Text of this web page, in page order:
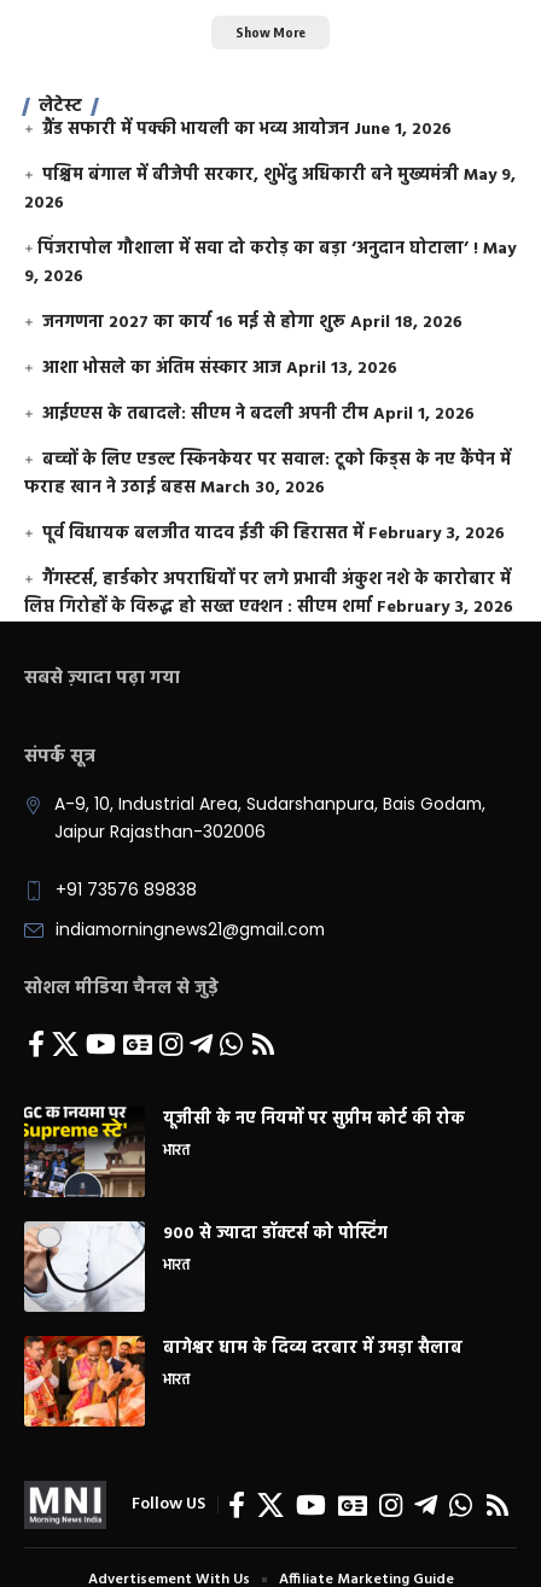
Show More
लेटेस्ट
ग्रैंड सफारी में पक्की भायली का भव्य आयोजन June 1, 2026
पश्चिम बंगाल में बीजेपी सरकार, शुभेंदु अधिकारी बने मुख्यमंत्रीMay 9,
2026
​पिंजरापोल गौशाला में सवा दो करोड़ का बड़ा ‘अनुदान घोटाला’ !May
9, 2026
जनगणना 2027 का कार्य 16 मई से होगा शुरूApril 18, 2026
आशा भोसले का अंतिम संस्कार आजApril 13, 2026
आईएएस के तबादले: सीएम ने बदली अपनी टीमApril 1, 2026
बच्चों के लिए एडल्ट स्किनकेयर पर सवाल: टूको किड्स के नए कैंपेन में
फराह खान ने उठाई बहसMarch 30, 2026
पूर्व विधायक बलजीत यादव ईडी की हिरासत में February 3, 2026
गैंगस्टर्स, हार्डकोर अपराधियों पर लगे प्रभावी अंकुश नशे के कारोबार में
लिप्त गिरोहों के विरूद्ध हो सख्त एक्शन : सीएम शर्मा February 3, 2026
सबसे ज़्यादा पढ़ा गया
संपर्क सूत्र
A-9, 10, Industrial Area, Sudarshanpura, Bais Godam,
Jaipur Rajasthan-302006
+91 73576 89838
indiamorningnews21@gmail.com
सोशल मीडिया चैनल से जुड़े
यूजीसी के नए नियमों पर सुप्रीम कोर्ट की रोक
भारत
900 से ज्यादा डॉक्टर्स को पोस्टिंग
भारत
बागेश्वर धाम के दिव्य दरबार में उमड़ा सैलाब
भारत
Follow US
Advertisement With Us Affiliate Marketing Guide